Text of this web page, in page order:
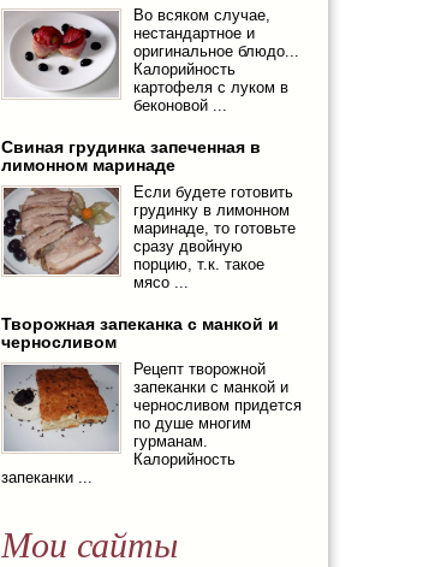
Во всяком случае,
нестандартное и
оригинальное блюдо...
Калорийность
картофеля с луком в
беконовой ...
Свиная грудинка запеченная в
лимонном маринаде
Если будете готовить
грудинку в лимонном
маринаде, то готовьте
сразу двойную
порцию, т.к. такое
мясо ...
Творожная запеканка с манкой и
черносливом
Рецепт творожной
запеканки с манкой и
черносливом придется
по душе многим
гурманам.
Калорийность
запеканки ...
Мои сайты